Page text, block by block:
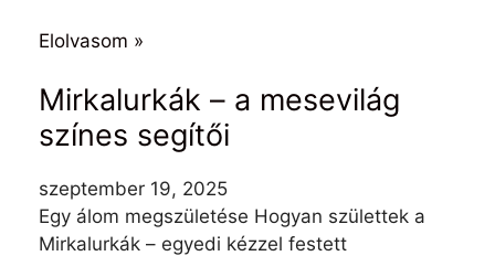
Elolvasom »
Mirkalurkák – a mesevilág
színes segítői
szeptember 19, 2025
Egy álom megszületése Hogyan születtek a
Mirkalurkák – egyedi kézzel festett